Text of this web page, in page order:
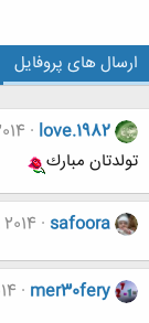
ارسال های پروفایل
love.1982
تولدتان مبارك
safoora
mer30fery